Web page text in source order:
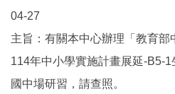
04-27
主旨：有關本中心辦理「教育部
114年中小學實施計畫展延-B5-
國中場研習，請查照。